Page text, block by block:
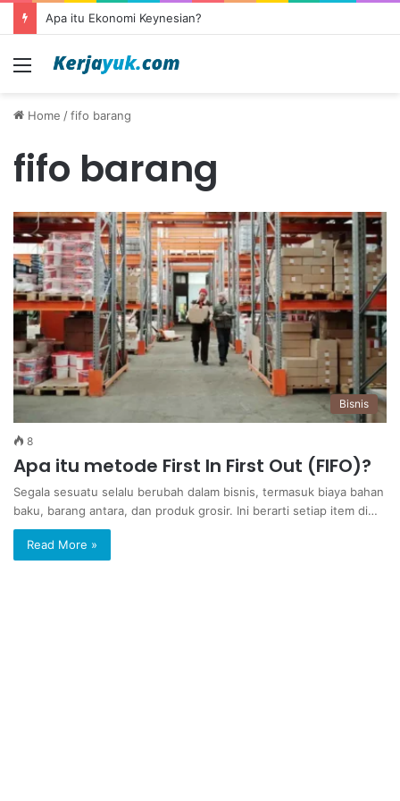
Apa itu Ekonomi Keynesian?
Menu
Home /fifo barang
fifo barang
Bisnis
8
Apa itu metode First In First Out (FIFO)?
Segala sesuatu selalu berubah dalam bisnis, termasuk biaya bahan
baku, barang antara, dan produk grosir. Ini berarti setiap item di…
Read More »